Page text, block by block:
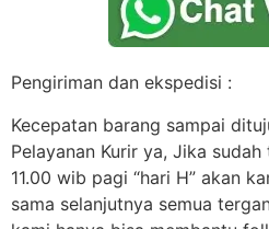
Pengiriman dan ekspedisi :
Kecepatan barang sampai
Pelayanan Kurir ya, Jika
11.00 wib pagi “hari H” akan
sama selanjutnya semua